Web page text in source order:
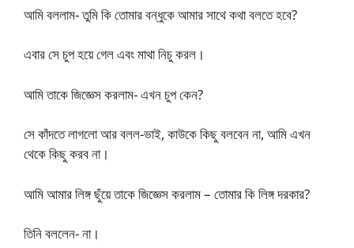
আমি বললাম- তুমি কি তোমার বন্ধুকে আমার সাথে কথা বলতে হবে?
এবার সে চুপ হয়ে গেল এবং মাথা নিচু করল।
আমি তাকে জিজ্ঞেস করলাম- এখন চুপ কেন?
সে কাঁদতে লাগলো আর বলল-ভাই, কাউকে কিছু বলবেন না, আমি এখন
থেকে কিছু করব না।
আমি আমার লিঙ্গ ছুঁয়ে তাকে জিজ্ঞেস করলাম – তোমার কি লিঙ্গ দরকার?
তিনি বললেন- না।